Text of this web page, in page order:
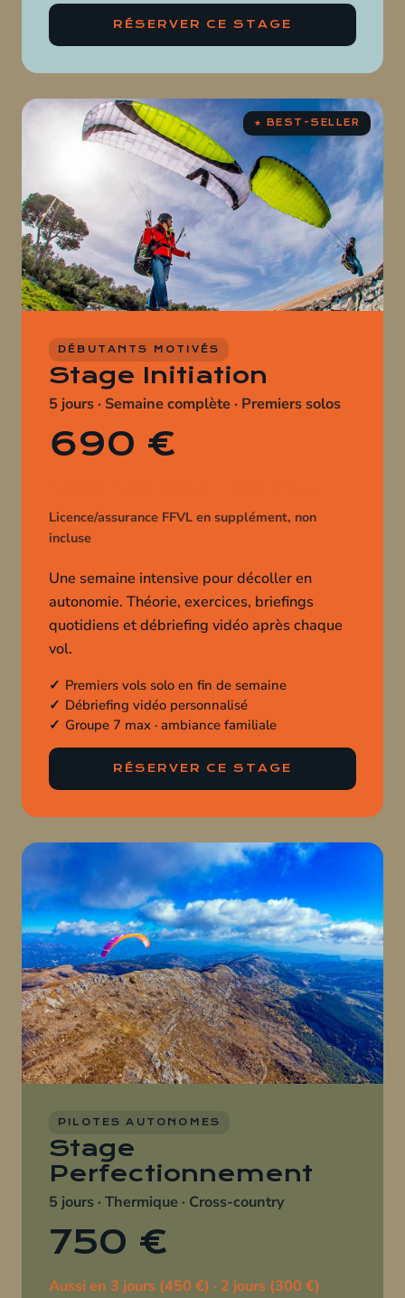
RÉSERVER CE STAGE
DÉBUTANTS MOTIVÉS
Stage Initiation
5 jours · Semaine complète · Premiers solos
690 €
Licence/assurance FFVL en supplément, non
incluse
Une semaine intensive pour décoller en
autonomie. Théorie, exercices, briefings
quotidiens et débriefing vidéo après chaque
vol.
Premiers vols solo en fin de semaine
Débriefing vidéo personnalisé
Groupe 7 max · ambiance familiale
RÉSERVER CE STAGE
PILOTES AUTONOMES
Stage
Perfectionnement
5 jours · Thermique · Cross-country
750 €
Aussi en 3 jours (450 €) · 2 jours (300 €)